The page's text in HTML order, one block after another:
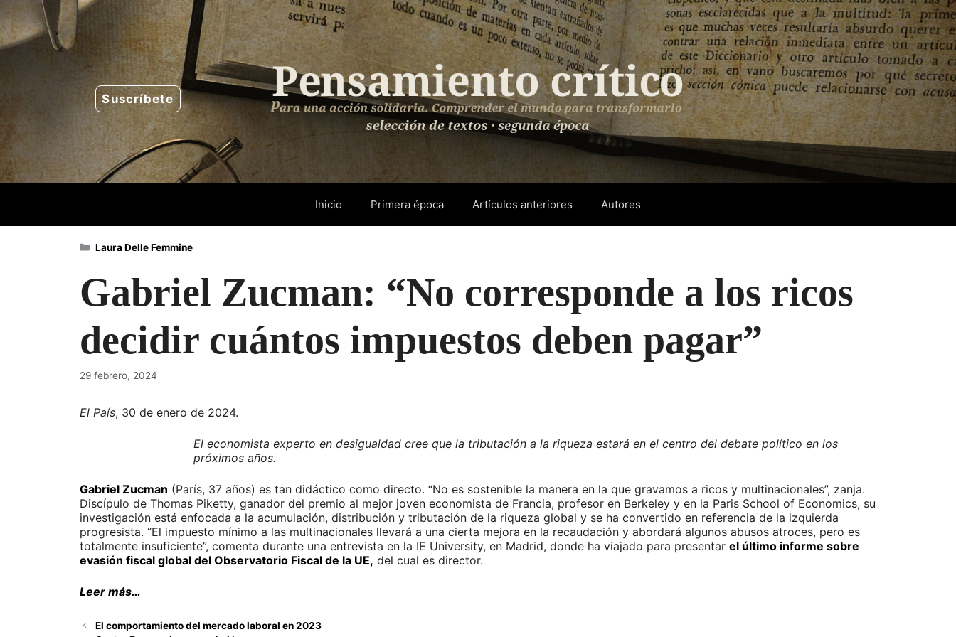
Saltar
al
contenido
Suscríbete
Inicio Primera época Artículos anteriores Autores
Gabriel Zucman: “No corresponde a los ricos
decidir cuántos impuestos deben pagar”
29 febrero, 2024
El País, 30 de enero de 2024.
El economista experto en desigualdad cree que la tributación a la riqueza estará en el centro del debate político en los
próximos años.
Gabriel Zucman (París, 37 años) es tan didáctico como directo. “No es sostenible la manera en la que gravamos a ricos y multinacionales”, zanja.
Discípulo de Thomas Piketty, ganador del premio al mejor joven economista de Francia, profesor en Berkeley y en la Paris School of Economics, su
investigación está enfocada a la acumulación, distribución y tributación de la riqueza global y se ha convertido en referencia de la izquierda
progresista. “El impuesto mínimo a las multinacionales llevará a una cierta mejora en la recaudación y abordará algunos abusos atroces, pero es
totalmente insuficiente”, comenta durante una entrevista en la IE University, en Madrid, donde ha viajado para presentar el último informe sobre
evasión fiscal global del Observatorio Fiscal de la UE, del cual es director.
Leer más…
Categorías
Laura Delle Femmine
El comportamiento del mercado laboral en 2023